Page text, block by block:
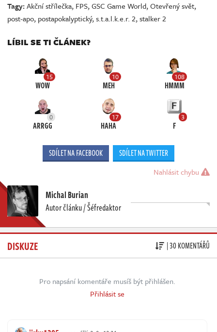
Tagy:Akční střílečka, FPS,GSC Game World,Otevřený svět,
post-apo, postapokalyptický,s.t.a.l.k.e.r. 2,stalker 2
LÍBIL SE TI ČLÁNEK?
15
WOW
10
MEH
108
HMMM
0
ARRGG
17
HAHA
3
F
SDÍLET NA FACEBOOK SDÍLET NA TWITTER
Nahlásit chybu
Michal Burian
Autor článku / Šéfredaktor
DISKUZE | 30 KOMENTÁŘŮ
Pro napsání komentáře musíš být přihlášen.
Přihlásit se